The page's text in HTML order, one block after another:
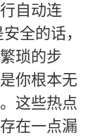
自动连
全的话，
琐的步
你根本无
这些热点
在一点漏